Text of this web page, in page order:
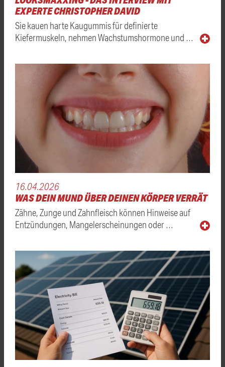
EXPERTE CHRISTOPHER DAVID
Sie kauen harte Kaugummis für definierte
Kiefermuskeln, nehmen Wachstumshormone und …
16.04.2026
WAS DEIN MUND ÜBER DEINEN KÖRPER VERRÄT
Zähne, Zunge und Zahnfleisch können Hinweise auf
Entzündungen, Mangelerscheinungen oder …